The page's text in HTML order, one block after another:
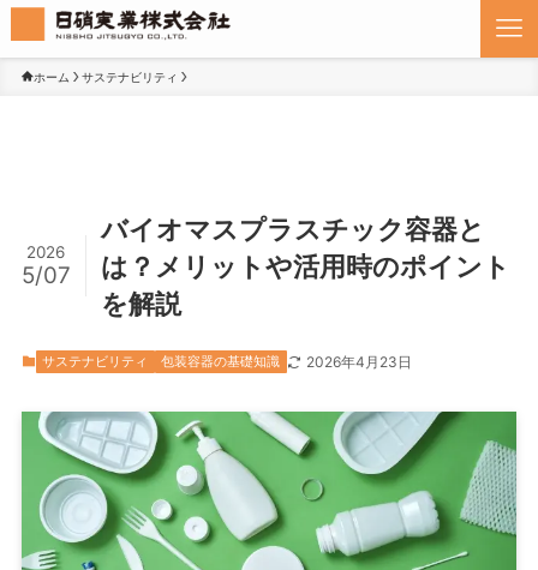
ホーム サステナビリティ
バイオマスプラスチック容器と
は？メリットや活用時のポイント
を解説
2026
5/07
サステナビリティ 包装容器の基礎知識 2026年4月23日